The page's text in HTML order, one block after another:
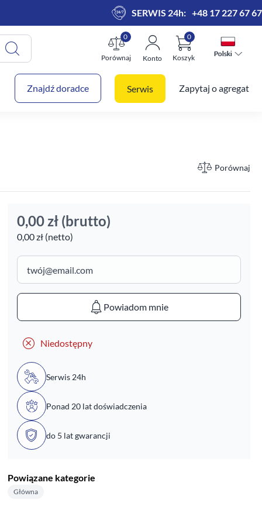
SERWIS 24h: +48 17 227 67 67
Porównaj
0
Konto Koszyk
0
Polski
Polski
Znajdź doradce Serwis Zapytaj o agregat
Porównaj
0,00 zł (brutto)
0,00 zł (netto)
Powiadom mnie
Niedostępny
Serwis 24h
Ponad 20 lat doświadczenia
do 5 lat gwarancji
Powiązane kategorie
Główna